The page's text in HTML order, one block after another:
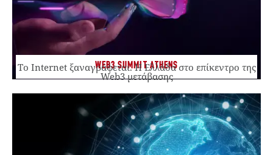
WEB3 SUMMIT ATHENS
Το Internet ξαναγράφεται. Η Ελλάδα στο επίκεντρο της
Web3 μετάβασης